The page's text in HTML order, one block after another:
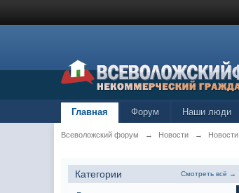
Главная Форум Наши люди
Всеволожский форум → Новости → Новости
Категории Смотреть всё →